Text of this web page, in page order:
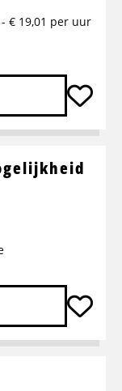
- € 19,01 per uur